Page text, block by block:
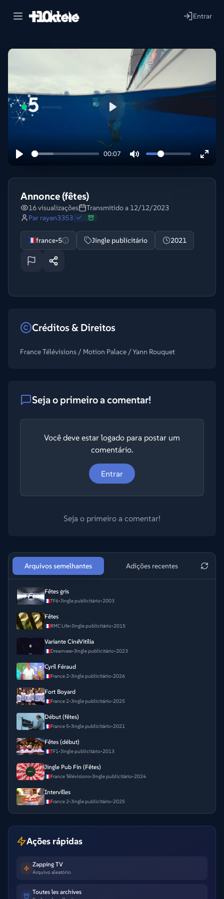
Entrar
00:07
Lire
Annonce (fêtes)
16 visualizações
Transmitido a 12/12/2023
Par rayan3353
france•5 Jingle publicitário 2021
Créditos & Direitos
France Télévisions / Motion Palace / Yann Rouquet
Seja o primeiro a comentar!
Você deve estar logado para postar um
comentário.
Entrar
Seja o primeiro a comentar!
Arquivos semelhantes Adições recentes
Fêtes gris
TF6•Jingle publicitário•2003
Fêtes
RMC Life•Jingle publicitário•2015
Variante CinéVitilia
Dreamsee•Jingle publicitário•2023
Cyril Féraud
France 2•Jingle publicitário•2026
Fort Boyard
France 2•Jingle publicitário•2025
Début (fêtes)
France 5•Jingle publicitário•2021
Fêtes (début)
TF1•Jingle publicitário•2013
Jingle Pub Fin (Fêtes)
France Télévisions•Jingle publicitário•2024
Intervilles
France 2•Jingle publicitário•2025
Ações rápidas
Zapping TV
Arquivo aleatório
Toutes les archives